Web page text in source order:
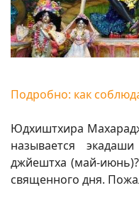
Подробно: как
Юдхиштхира
называется
джйештха (май-
священного дня.